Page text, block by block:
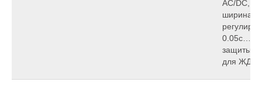
АС/DC,
ширина
защиты
для ЖД-